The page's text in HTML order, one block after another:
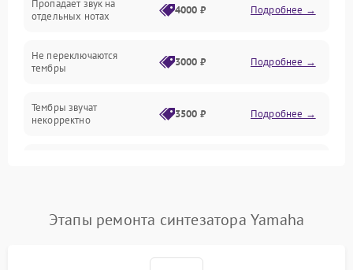
Оптика
Электроника
Пропадает звук на
отдельных нотах
4000 ₽ Подробнее →
Не переключаются
тембры
3000 ₽ Подробнее →
Тембры звучат
некорректно
3500 ₽ Подробнее →
Этапы ремонта синтезатора Yamaha